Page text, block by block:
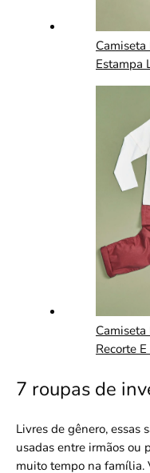
Estampa
Camiseta
Recorte
7 roupas de
Livres de gênero, essas
usadas entre irmãos ou
muito tempo na família.